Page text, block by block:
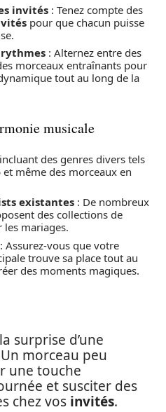
invités : Tenez compte des
pour que chacun puisse
rythmes : Alternez entre des
morceaux entraînants pour
tout au long de la
musicale
des genres divers tels
même des morceaux en
existantes : De nombreux
des collections de
mariages.
: Assurez-vous que votre
trouve sa place tout au
des moments magiques.
surprise d’une
morceau peu
une touche
et susciter des
chez vos invités.